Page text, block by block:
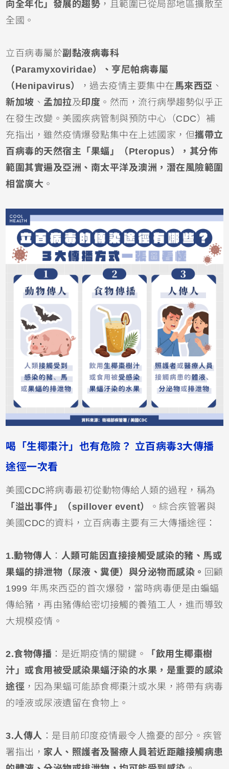
向全年化」發展的趨勢 ，且範圍已從局部地區擴散至
全國。
立百病毒屬於副黏液病毒科
（Paramyxoviridae）、亨尼帕病毒屬
（Henipavirus）
，過去疫情主要集中在馬來西亞 、
新加坡 、 孟加拉及印度 。然而，流行病學趨勢似乎正
在發生改變。美國疾病管制與預防中心（CDC）補
充指出，雖然疫情爆發點集中在上述國家，但攜帶立
百病毒的天然宿主「果蝠」（Pteropus），其分佈
範圍其實遍及亞洲、南太平洋及澳洲，潛在風險範圍
相當廣大 。
喝「生椰棗汁」也有危險？ 立百病毒3大傳播
途徑一次看
美國CDC將病毒最初從動物傳給人類的過程，稱為
「溢出事件」（spillover event）
。綜合疾管署與
美國CDC的資料，立百病毒主要有三大傳播途徑：
1.動物傳人 ： 人類可能因直接接觸受感染的豬、馬或
果蝠的排泄物（尿液、糞便）與分泌物而感染。 回顧
1999 年馬來西亞的首次爆發，當時病毒便是由蝙蝠
傳給豬，再由豬傳給密切接觸的養殖工人，進而導致
大規模疫情。
2.食物傳播 ：是近期疫情的關鍵。
「飲用生椰棗樹
汁」或食用被受感染果蝠汙染的水果，是重要的感染
途徑 ，因為果蝠可能舔食椰棗汁或水果，將帶有病毒
的唾液或尿液遺留在食物上。
3.人傳人 ：是目前印度疫情最令人擔憂的部分。疾管
署指出， 家人、照護者及醫療人員若近距離接觸病患